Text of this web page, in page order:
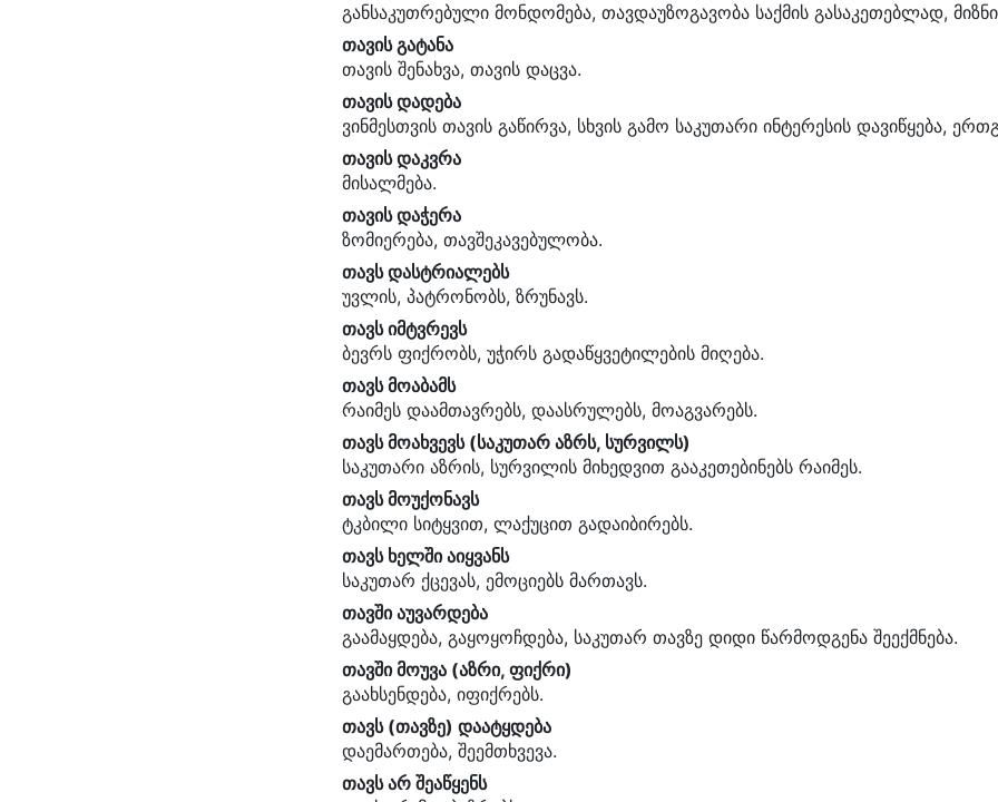
განსაკუთრებული მონდომება, თავდაუზოგავობა საქმის გასაკეთებლად,
თავის გატანა
თავის შენახვა, თავის დაცვა.
თავის დადება
ვინმესთვის თავის გაწირვა, სხვის გამო საკუთარი ინტერესის დავიწყება,
თავის დაკვრა
მისალმება.
თავის დაჭერა
ზომიერება, თავშეკავებულობა.
თავს დასტრიალებს
უვლის, პატრონობს, ზრუნავს.
თავს იმტვრევს
ბევრს ფიქრობს, უჭირს გადაწყვეტილების მიღება.
თავს მოაბამს
რაიმეს დაამთავრებს, დაასრულებს, მოაგვარებს.
თავს მოახვევს (საკუთარ აზრს, სურვილს)
საკუთარი აზრის, სურვილის მიხედვით გააკეთებინებს რაიმეს.
თავს მოუქონავს
ტკბილი სიტყვით, ლაქუცით გადაიბირებს.
თავს ხელში აიყვანს
საკუთარ ქცევას, ემოციებს მართავს.
თავში აუვარდება
გაამაყდება, გაყოყოჩდება, საკუთარ თავზე დიდი წარმოდგენა შეექმნება.
თავში მოუვა (აზრი, ფიქრი)
გაახსენდება, იფიქრებს.
თავს (თავზე) დაატყდება
დაემართება, შეემთხვევა.
თავს არ შეაწყენს